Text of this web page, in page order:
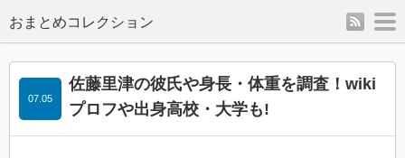
rss
佐藤里津の彼氏や身長・体重を調査！wiki
プロフや出身高校・大学も!
07.05